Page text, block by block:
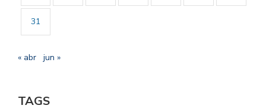
31
« abr jun »
TAGS